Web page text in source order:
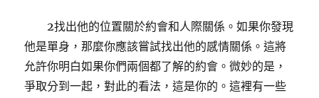
2找出他的位置關於約會和人際關係。如果你發現
他是單身，那麼你應該嘗試找出他的感情關係。這將
允許你明白如果你們兩個都了解的約會。微妙的是，
爭取分到一起，對此的看法，這是你的。這裡有一些